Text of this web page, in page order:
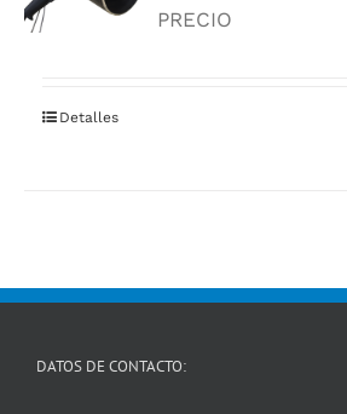
PRECIO
Detalles
DATOS DE CONTACTO: